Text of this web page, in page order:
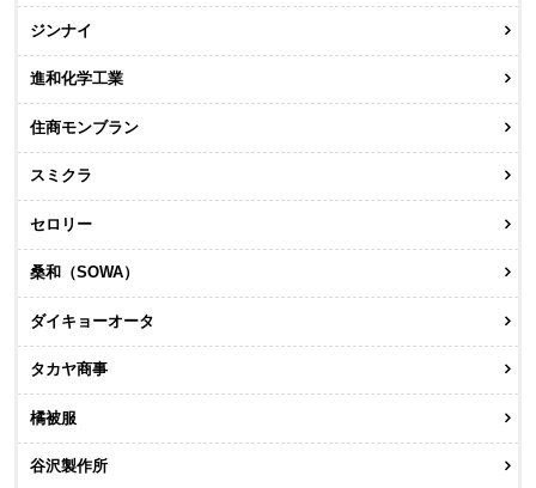
ジンナイ
進和化学工業
住商モンブラン
スミクラ
セロリー
桑和（SOWA）
ダイキョーオータ
タカヤ商事
橘被服
谷沢製作所